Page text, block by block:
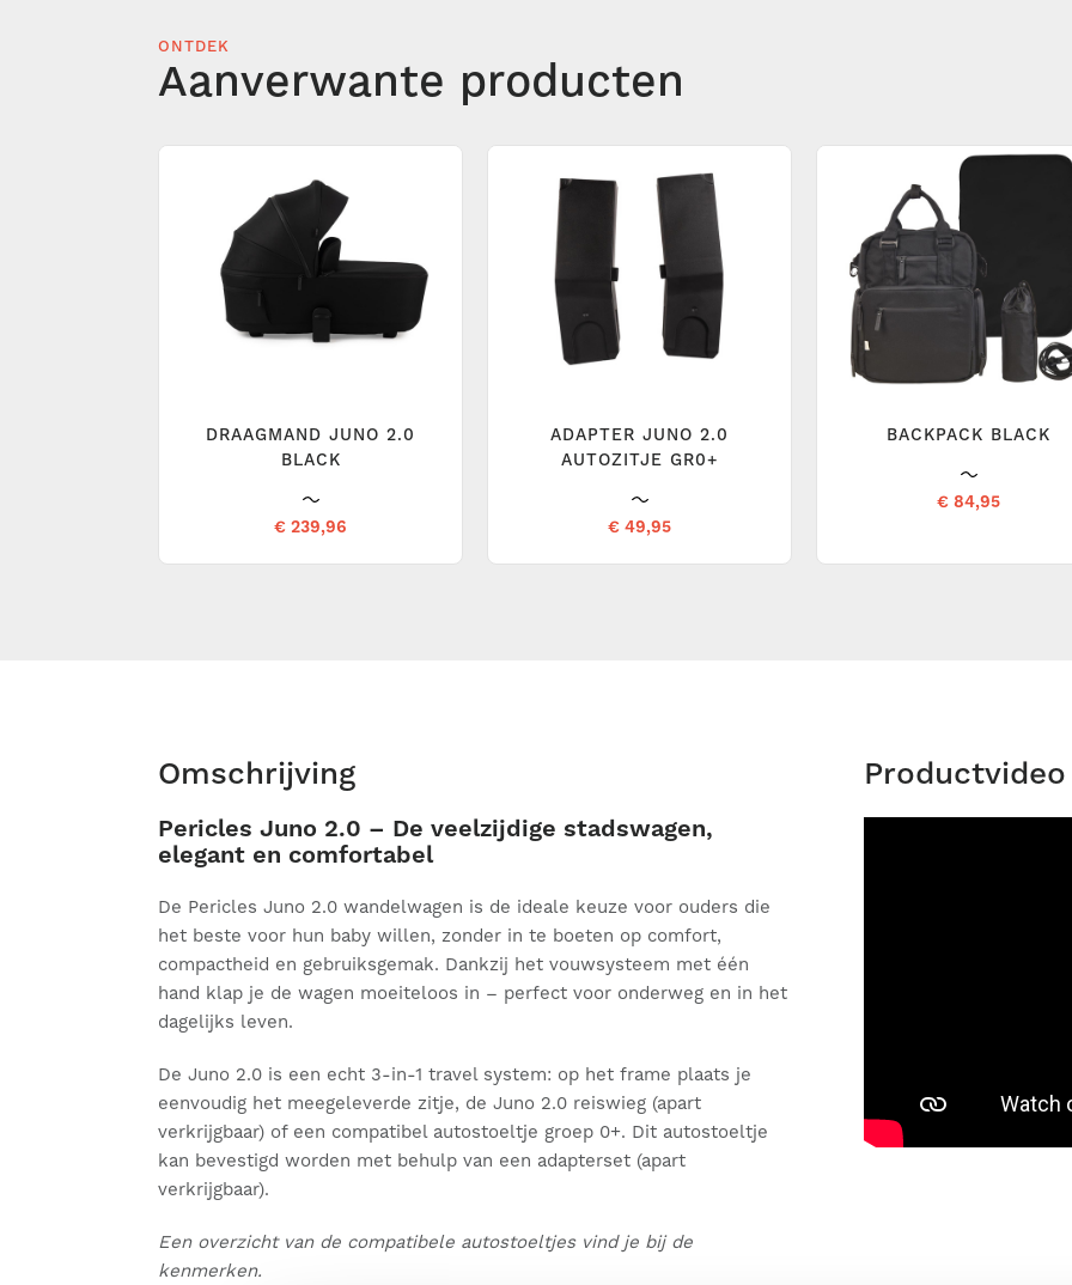
ONTDEK
Aanverwante producten
DRAAGMAND JUNO 2.0
BLACK
€ 239,96
ADAPTER JUNO 2.0
AUTOZITJE GR0+
€ 49,95
BACKPACK BLACK
€ 84,95
Omschrijving
Pericles Juno 2.0 – De veelzijdige stadswagen,
elegant en comfortabel
De Pericles Juno 2.0 wandelwagen is de ideale keuze voor ouders die
het beste voor hun baby willen, zonder in te boeten op comfort,
compactheid en gebruiksgemak. Dankzij het vouwsysteem met één
hand klap je de wagen moeiteloos in – perfect voor onderweg en in het
dagelijks leven.
De Juno 2.0 is een echt 3-in-1 travel system: op het frame plaats je
eenvoudig het meegeleverde zitje, de Juno 2.0 reiswieg (apart
verkrijgbaar) of een compatibel autostoeltje groep 0+. Dit autostoeltje
kan bevestigd worden met behulp van een adapterset (apart
verkrijgbaar).
Een overzicht van de compatibele autostoeltjes vind je bij de
kenmerken.
Productvideo